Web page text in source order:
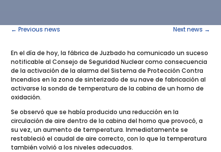
←Previous news Next news →
En el día de hoy, la fábrica de Juzbado ha comunicado un suceso
notificable al Consejo de Seguridad Nuclear como consecuencia
de la activación de la alarma del Sistema de Protección Contra
Incendios en la zona de sinterizado de su nave de fabricación al
activarse la sonda de temperatura de la cabina de un horno de
oxidación.
Se observó que se había producido una reducción en la
circulación de aire dentro de la cabina del horno que provocó, a
su vez, un aumento de temperatura. Inmediatamente se
restableció el caudal de aire correcto, con lo que la temperatura
también volvió a los niveles adecuados.